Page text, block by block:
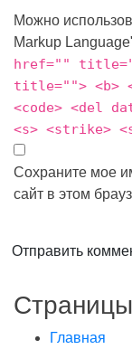
Можно
Markup
href=""
title=""> <b>
<code> <del
<s> <strike>
Сохраните мое
сайт в этом
Отправить
Страницы
Главная